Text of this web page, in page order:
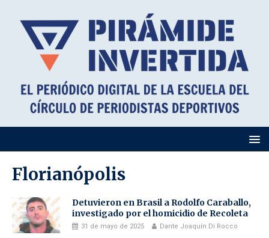
Florianópolis
Detuvieron en Brasil a Rodolfo Caraballo,
investigado por el homicidio de Recoleta
31 de mayo de 2025 Dante Joaquín Di Rocco